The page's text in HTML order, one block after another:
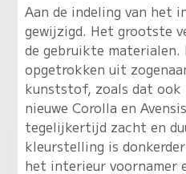
Aan de indeling van het
gewijzigd. Het grootste
de gebruikte materialen.
opgetrokken uit
kunststof, zoals dat ook
nieuwe Corolla en
tegelijkertijd zacht en
kleurstelling is
het interieur voornamer